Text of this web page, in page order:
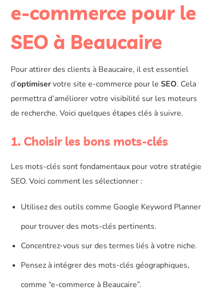
e-commerce pour le
SEO à Beaucaire
Pour attirer des clients à Beaucaire, il est essentiel
d’optimiservotre site e-commerce pour leSEO. Cela
permettra d’améliorer votre visibilité sur les moteurs
de recherche. Voici quelques étapes clés à suivre.
1. Choisir les bons mots-clés
Les mots-clés sont fondamentaux pour votre stratégie
SEO. Voici comment les sélectionner :
Utilisez des outils comme Google Keyword Planner
pour trouver des mots-clés pertinents.
Concentrez-vous sur des termes liés à votre niche.
Pensez à intégrer des mots-clés géographiques,
comme “e-commerce à Beaucaire”.